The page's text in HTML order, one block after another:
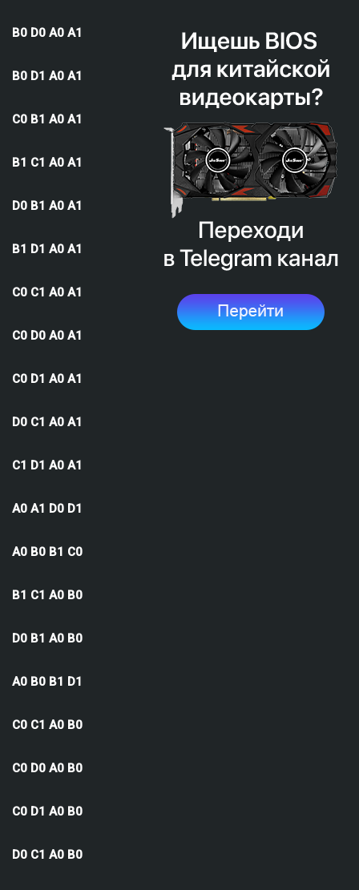
B0 D0 A0 A1
B0 D1 A0 A1
C0 B1 A0 A1
B1 C1 A0 A1
D0 B1 A0 A1
B1 D1 A0 A1
C0 C1 A0 A1
C0 D0 A0 A1
C0 D1 A0 A1
D0 C1 A0 A1
C1 D1 A0 A1
A0 A1 D0 D1
A0 B0 B1 C0
B1 C1 A0 B0
D0 B1 A0 B0
A0 B0 B1 D1
C0 C1 A0 B0
C0 D0 A0 B0
C0 D1 A0 B0
D0 C1 A0 B0